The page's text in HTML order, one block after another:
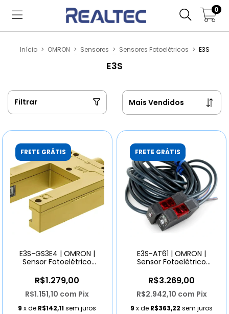
0
Início > OMRON > Sensores > Sensores Fotoelétricos > E3S
E3S
Filtrar
FRETE GRÁTIS
E3S-GS3E4 | OMRON |
Sensor Fotoelétrico
R$1.279,00
R$1.151,10 com Pix
9 x de R$142,11 sem juros
FRETE GRÁTIS
E3S-AT61 | OMRON |
Sensor Fotoelétrico
R$3.269,00
R$2.942,10 com Pix
9 x de R$363,22 sem juros